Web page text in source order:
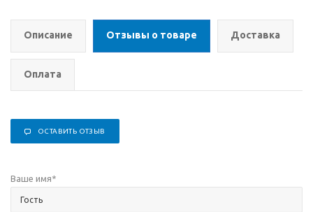
Описание Отзывы о товаре Доставка
Оплата
ОСТАВИТЬ ОТЗЫВ
Ваше имя*